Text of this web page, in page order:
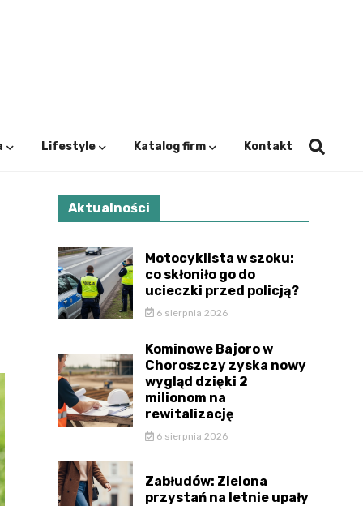
Lifestyle Katalog firm Kontakt
Aktualności
Motocyklista w szoku:
co skłoniło go do
ucieczki przed policją?
6 sierpnia 2026
Kominowe Bajoro w
Choroszczy zyska nowy
wygląd dzięki 2
milionom na
rewitalizację
6 sierpnia 2026
Zabłudów: Zielona
przystań na letnie upały